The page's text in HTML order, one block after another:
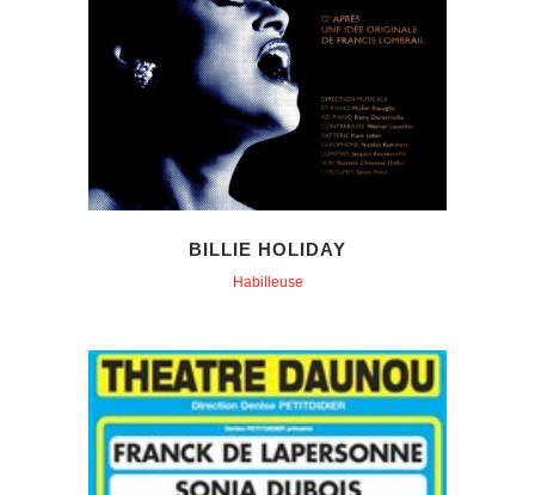
BILLIE HOLIDAY
Habilleuse